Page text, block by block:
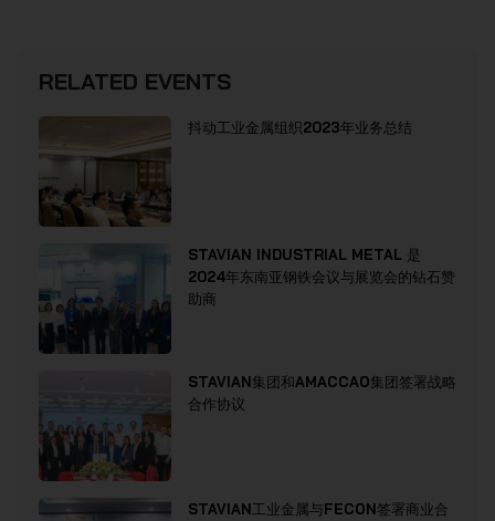
RELATED EVENTS
抖动工业金属组织2023年业务总结
STAVIAN INDUSTRIAL METAL 是
2024年东南亚钢铁会议与展览会的钻石赞
助商
STAVIAN集团和AMACCAO集团签署战略
合作协议
STAVIAN工业金属与FECON签署商业合